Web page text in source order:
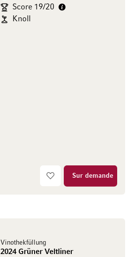
Score 19/20
Knoll
Sur demande
Vinothekfüllung
2024 Grüner Veltliner